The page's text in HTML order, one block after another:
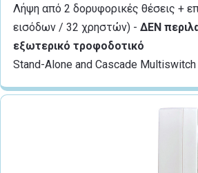
Λήψη από 2 δορυφορικές θέσεις +
εισόδων / 32 χρηστών) - ΔΕΝ
εξωτερικό τροφοδοτικό
Stand-Alone and Cascade